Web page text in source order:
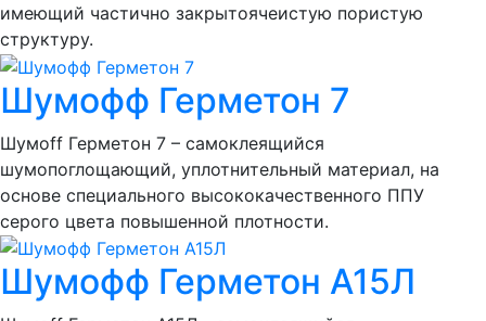
имеющий частично закрытоячеистую пористую
структуру.
Шумофф Герметон 7
Шумоff Герметон 7 – самоклеящийся
шумопоглощающий, уплотнительный материал, на
основе специального высококачественного ППУ
серого цвета повышенной плотности.
Шумофф Герметон А15Л